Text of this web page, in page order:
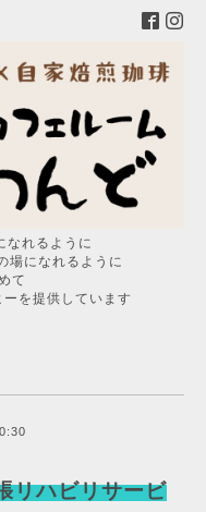
なれるように
場になれるように
て
を提供しています
リハビリサービ